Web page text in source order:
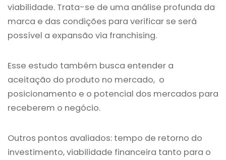
viabilidade. Trata-se de uma análise profunda da
marca e das condições para verificar se será
possível a expansão via franchising.
Esse estudo também busca entender a
aceitação do produto no mercado, o
posicionamento e o potencial dos mercados para
receberem o negócio.
Outros pontos avaliados: tempo de retorno do
investimento, viabilidade financeira tanto para o